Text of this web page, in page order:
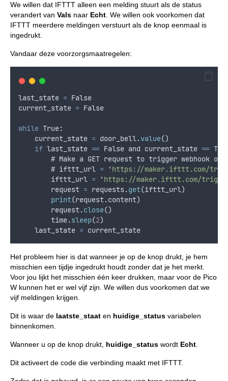
We willen dat IFTTT alleen een melding stuurt als de status
verandert van Vals naar Echt. We willen ook voorkomen dat
IFTTT meerdere meldingen verstuurt als de knop eenmaal is
ingedrukt.
Vandaar deze voorzorgsmaatregelen:
last_state = False
current_state = False
while True:
current_state = door_bell.value()
if last_state == False and current_state ==
        #
Make a GET request to trigger webhook on
        #
ifttt_url = ' https://maker.ifttt.com/
ifttt_url = ' https://maker.ifttt.com/
request = requests.get(ifttt_url)
print(request.content)
request.close()
time.sleep(2)
last_state = current_state
Het probleem hier is dat wanneer je op de knop drukt, je hem
misschien een tijdje ingedrukt houdt zonder dat je het merkt.
Voor jou lijkt het misschien één keer drukken, maar voor de Pico
W kunnen het er wel vijf zijn. We willen dus voorkomen dat we
vijf meldingen krijgen.
Dit is waar de laatste_staat en huidige_status variabelen
binnenkomen.
Wanneer u op de knop drukt, huidige_status wordt Echt.
Dit activeert de code die verbinding maakt met IFTTT.